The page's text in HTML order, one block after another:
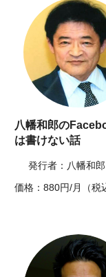
八幡和郎の
は書けない話
発行者：八幡和郎
価格：880円/月（税